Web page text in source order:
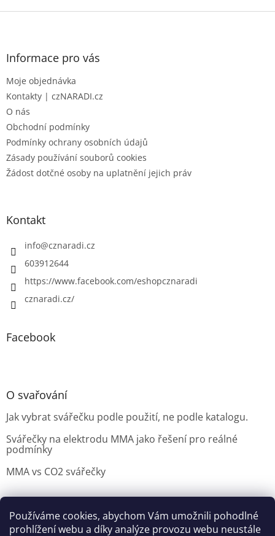
Používáme cookies, abychom Vám umožnili pohodlné
prohlížení webu a díky analýze provozu webu neustále
Z
Informace pro vás
Moje objednávka
Kontakty | czNARADI.cz
O nás
Obchodní podmínky
Podmínky ochrany osobních údajů
Zásady používání souborů cookies
Žádost dotčné osoby na uplatnění jejich práv
Kontakt
info@cznaradi.cz
603912644
https://www.facebook.com/eshopcznaradi
cznaradi.cz/
Facebook
O svařování
Jak vybrat svářečku podle použití, ne podle katalogu.
Svářečky na elektrodu MMA jako řešení pro reálné
podmínky
MMA vs CO2 svářečky
Možnosti doručení Nakupovani Možností platby
Výběr svářečky